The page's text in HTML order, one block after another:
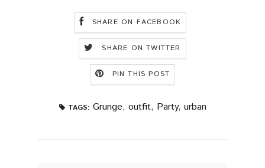
SHARE ON FACEBOOK
SHARE ON TWITTER
PIN THIS POST
TAGS: Grunge, outfit, Party, urban